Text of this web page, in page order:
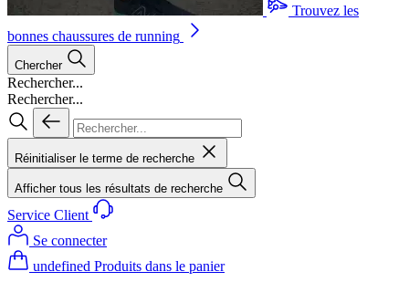
Trouvez les
bonnes chaussures de running
Chercher
Rechercher...
Rechercher...
Réinitialiser le terme de recherche
Afficher tous les résultats de recherche
Service Client
Se connecter
undefined Produits dans le panier